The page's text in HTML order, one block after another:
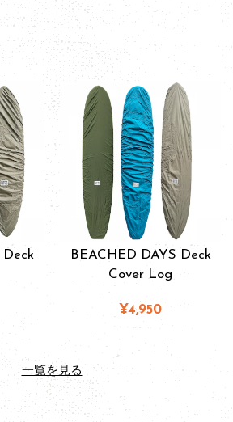
Deck
BEACHED DAYS Deck
Cover Log
¥4,950
一覧を見る